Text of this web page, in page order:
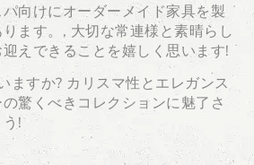
向けにオーダーメイド家具を製
ます。, 大切な常連様と素晴らし
えできることを嬉しく思います!
ますか? カリスマ性とエレガンス
驚くべきコレクションに魅了さ
!